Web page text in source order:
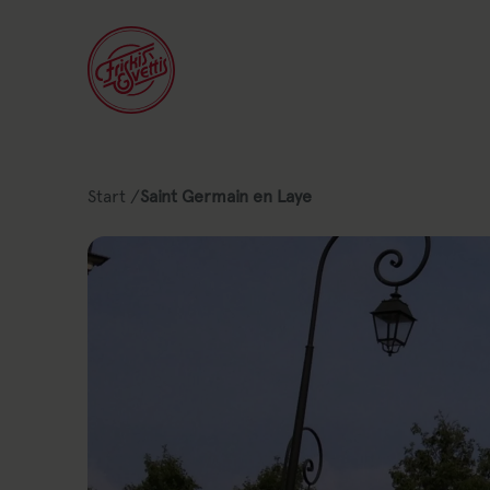
Lista av nuvarande position på
Lien vers : Start
Start /Saint Germain en Laye